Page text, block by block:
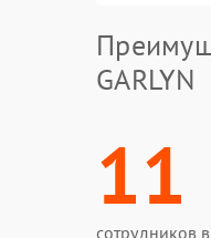
GARLYN
11
сотрудников